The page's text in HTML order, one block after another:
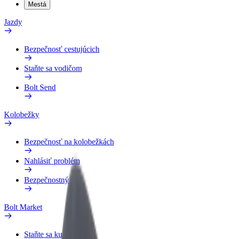
Mestá
Jazdy
Bezpečnosť cestujúcich
Staňte sa vodičom
Bolt Send
Kolobežky
Bezpečnosť na kolobežkách
Nahlásiť problém
Bezpečnostný lab
Bolt Market
Staňte sa kuriérom